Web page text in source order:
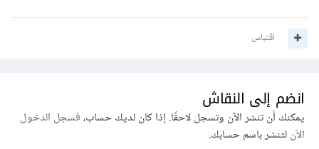
اقتباس
انضم إلى النقاش
يمكنك أن تنشر الآن وتسجل لاحقًا. إذا كان لديك حساب،فسجل الدخول
الآنلتنشر باسم حسابك.